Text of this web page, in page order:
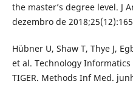
the master’s degree level. J
dezembro de
Hübner U, Shaw T, Thye J,
et al. Technology
TIGER. Methods Inf Med.